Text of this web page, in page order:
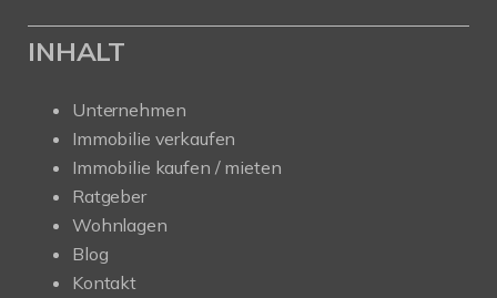
INHALT
Unternehmen
Immobilie verkaufen
Immobilie kaufen / mieten
Ratgeber
Wohnlagen
Blog
Kontakt